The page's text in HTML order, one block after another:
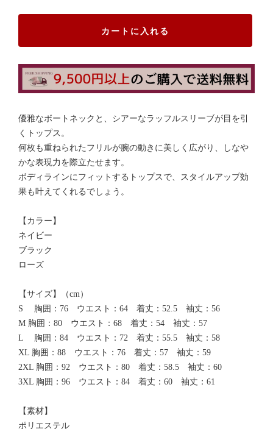
カートに入れる
優雅なボートネックと、シアーなラッフルスリーブが目を引
くトップス。
何枚も重ねられたフリルが腕の動きに美しく広がり、しなや
かな表現力を際立たせます。
ボディラインにフィットするトップスで、スタイルアップ効
果も叶えてくれるでしょう。
【カラー】
ネイビー
ブラック
ローズ
【サイズ】（cm）
S 胸囲：76 ウエスト：64 着丈：52.5 袖丈：56
M 胸囲：80 ウエスト：68 着丈：54 袖丈：57
L 胸囲：84 ウエスト：72 着丈：55.5 袖丈：58
XL 胸囲：88 ウエスト：76 着丈：57 袖丈：59
2XL 胸囲：92 ウエスト：80 着丈：58.5 袖丈：60
3XL 胸囲：96 ウエスト：84 着丈：60 袖丈：61
【素材】
ポリエステル